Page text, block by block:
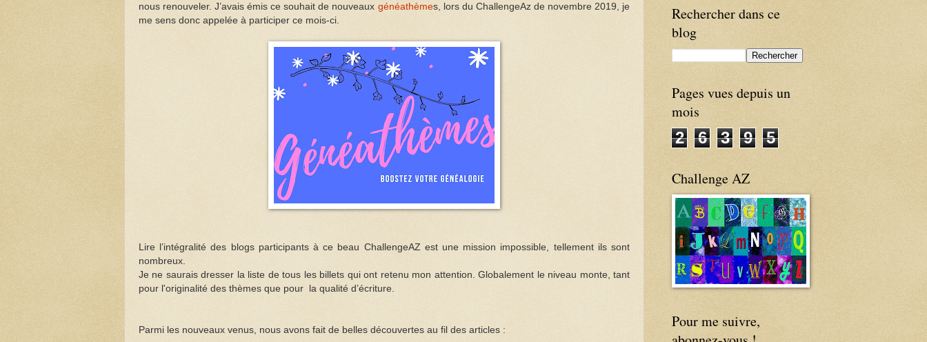
nous renouveler. J’avais émis ce souhait de nouveaux généathèmes, lors du ChallengeAz de novembre 2019, je
me sens donc appelée à participer ce mois-ci.
Lire l’intégralité des blogs participants à ce beau ChallengeAZ est une mission impossible, tellement ils sont
nombreux.
Je ne saurais dresser la liste de tous les billets qui ont retenu mon attention. Globalement le niveau monte, tant
pour l'originalité des thèmes que pour la qualité d’écriture.
Parmi les nouveaux venus, nous avons fait de belles découvertes au fil des articles :
Rechercher dans ce
blog
Pages vues depuis un
mois
2
6 3 9 5
Challenge AZ
Pour me suivre,